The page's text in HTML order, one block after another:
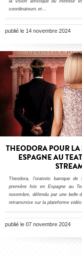
la vision artistique du metteur
coordinateurs et…
publié le 14 novembre 2024
THEODORA POUR LA
ESPAGNE AU
Theodora, l’oratorio baroque
première fois en Espagne au
novembre, défendu par une belle
retransmise sur la plateforme vidéo
publié le 07 novembre 2024